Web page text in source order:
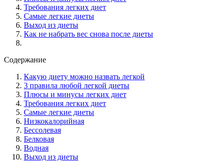
Требования легких диет
Самые легкие диеты
Выход из диеты
Как не набрать вес снова после диеты
Содержание
Какую диету можно назвать легкой
3 правила любой легкой диеты
Плюсы и минусы легких диет
Требования легких диет
Самые легкие диеты
Низкокалорийная
Бессолевая
Белковая
Водная
Выход из диеты